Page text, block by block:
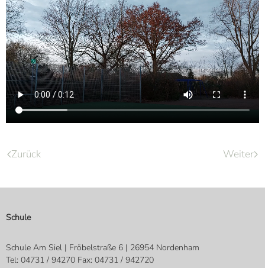
Zurück Weiter
Schule
Schule Am Siel | Fröbelstraße 6 | 26954 Nordenham
Tel: 04731 / 94270 Fax: 04731 / 942720